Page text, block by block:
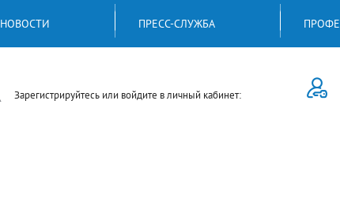
НОВОСТИ ПРЕСС-СЛУЖБА
Зарегистрируйтесь или войдите в личный кабинет: